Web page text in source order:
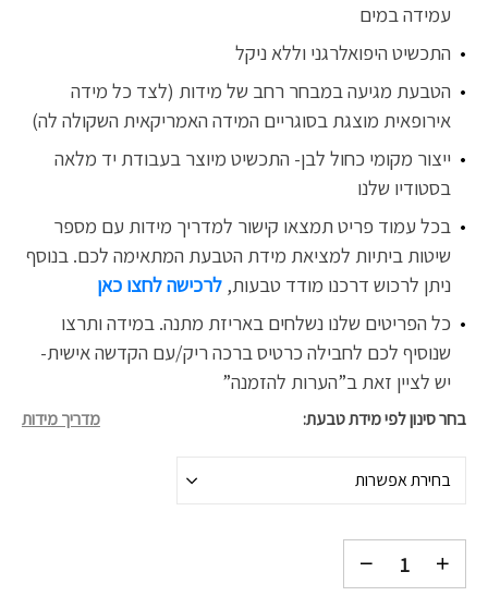
עמידה במים
התכשיט היפואלרגני וללא ניקל
הטבעת מגיעה במבחר רחב של מידות (לצד כל מידה
אירופאית מוצגת בסוגריים המידה האמריקאית השקולה לה)
ייצור מקומי כחול לבן- התכשיט מיוצר בעבודת יד מלאה
בסטודיו שלנו
בכל עמוד פריט תמצאו קישור למדריך מידות עם מספר
שיטות ביתיות למציאת מידת הטבעת המתאימה לכם. בנוסף
ניתן לרכוש דרכנו מודד טבעות, לרכישה לחצו כאן
כל הפריטים שלנו נשלחים באריזת מתנה. במידה ותרצו
שנוסיף לכם לחבילה כרטיס ברכה ריק/עם הקדשה אישית-
יש לציין זאת ב”הערות להזמנה”
בחר סינון לפי מידת טבעת מדריך מידות
בחירת אפשרות